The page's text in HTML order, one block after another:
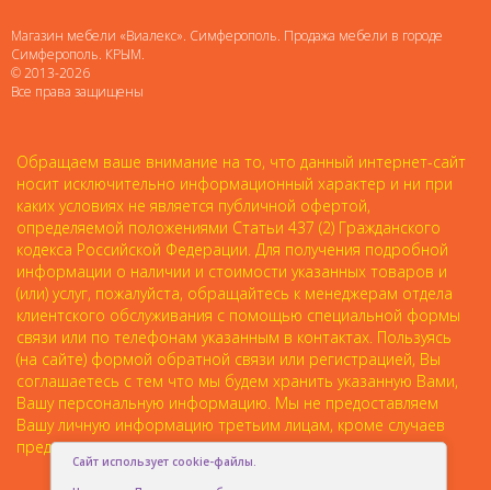
Магазин мебели «Виалекс». Симферополь. Продажа мебели в городе
Симферополь. КРЫМ.
© 2013-2026
Все права защищены
Обращаем ваше внимание на то, что данный интернет-сайт
носит исключительно информационный характер и ни при
каких условиях не является публичной офертой,
определяемой положениями Статьи 437 (2) Гражданского
кодекса Российской Федерации. Для получения подробной
информации о наличии и стоимости указанных товаров и
(или) услуг, пожалуйста, обращайтесь к менеджерам отдела
клиентского обслуживания с помощью специальной формы
связи или по телефонам указанным в контактах. Пользуясь
(на сайте) формой обратной связи или регистрацией, Вы
соглашаетесь с тем что мы будем хранить указанную Вами,
Вашу персональную информацию. Мы не предоставляем
Вашу личную информацию третьим лицам, кроме случаев
предусмотренных законодательством.
Сайт использует cookie-файлы.